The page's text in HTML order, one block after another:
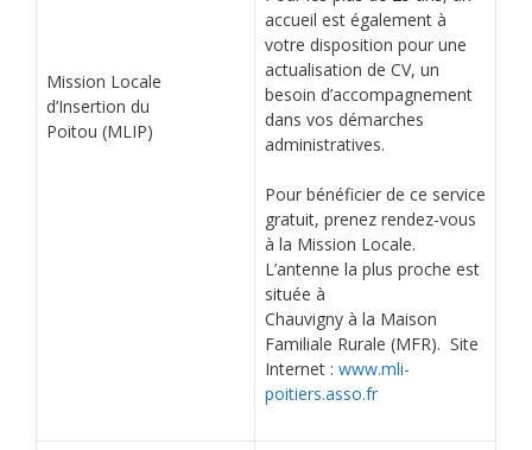
Mission Locale
d’Insertion du
Poitou (MLIP)
accueil est également à
votre disposition pour une
actualisation de CV, un
besoin d’accompagnement
dans vos démarches
administratives.
Pour bénéficier de ce service
gratuit, prenez rendez-vous
à la Mission Locale.
L’antenne la plus proche est
située à
Chauvigny à la Maison
Familiale Rurale (MFR). Site
Internet : www.mli-
poitiers.asso.fr